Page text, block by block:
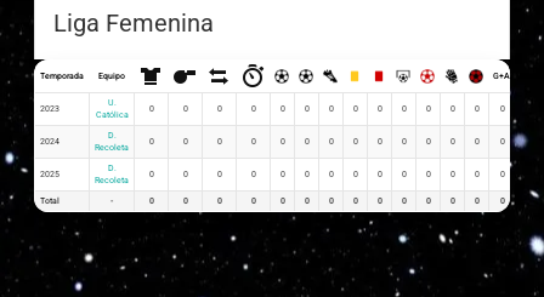
Liga Femenina
Temporada Equipo G+A
2023
U.
Católica
0 0 0 0 0 0 0 0 0 0 0 0 0 0
2024
D.
Recoleta
0 0 0 0 0 0 0 0 0 0 0 0 0 0
2025
D.
Recoleta
0 0 0 0 0 0 0 0 0 0 0 0 0 0
Total - 0 0 0 0 0 0 0 0 0 0 0 0 0 0 0